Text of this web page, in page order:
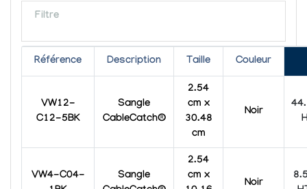
Filtre
Référence Description Taille Couleur
VW12-
C12-5BK
Sangle
CableCatch®
2.54
cm x
30.48
cm
Noir
VW4-C04-
Sangle
2.54
cm x
Noir